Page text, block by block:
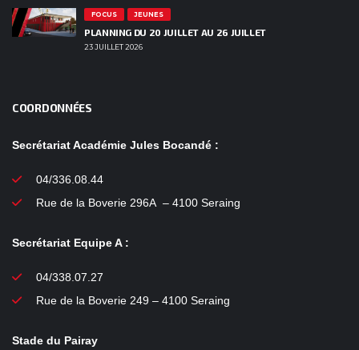
FOCUS JEUNES
PLANNING DU 20 JUILLET AU 26 JUILLET
23 JUILLET 2026
COORDONNÉES
Secrétariat Académie Jules Bocandé :
04/336.08.44
Rue de la Boverie 296A – 4100 Seraing
Secrétariat Equipe A :
04/338.07.27
Rue de la Boverie 249 – 4100 Seraing
Stade du Pairay